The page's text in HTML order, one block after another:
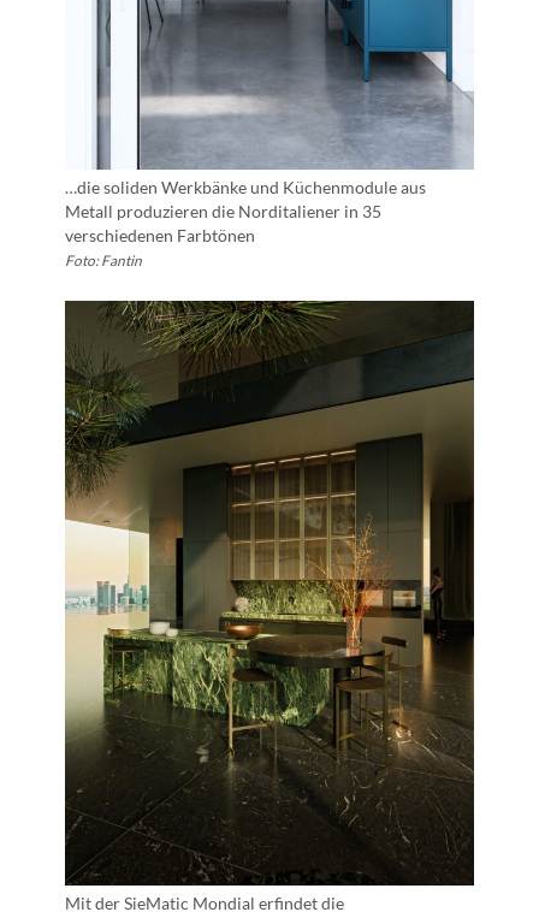
…die soliden Werkbänke und Küchenmodule aus
Metall produzieren die Norditaliener in 35
verschiedenen Farbtönen
Foto: Fantin
Mit der SieMatic Mondial erfindet die